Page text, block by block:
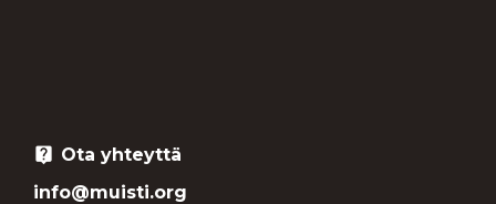
live_help
Ota yhteyttä
info@muisti.org